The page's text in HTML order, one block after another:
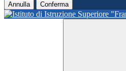
Annulla Conferma